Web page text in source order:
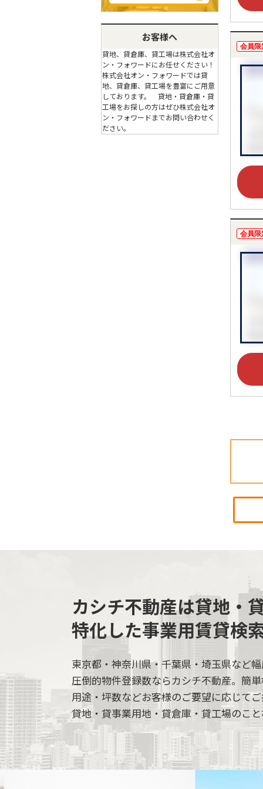
会員限
会員限
お客様へ
貸地、貸倉庫、貸工場は株式会社オ
ン・フォワードにお任せください！
株式会社オン・フォワードでは貸
地、貸倉庫、貸工場を豊富にご用意
しております。 貸地・貸倉庫・貸
工場をお探しの方はぜひ株式会社オ
ン・フォワードまでお問い合わせく
ださい。
カシチ不動産は貸地・
特化した事業用賃貸検
東京都・神奈川県・千葉県・埼玉県など
圧倒的物件登録数ならカシチ不動産。簡
用途・坪数などお客様のご要望に応じて
貸地・貸事業用地・貸倉庫・貸工場のこ